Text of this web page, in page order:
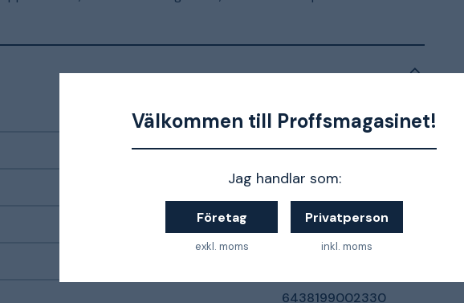
Välkommen till Proffsmagasinet!
Jag handlar som:
Företag
exkl. moms
Privatperson
inkl. moms
26 mm
IP20
6438199002330